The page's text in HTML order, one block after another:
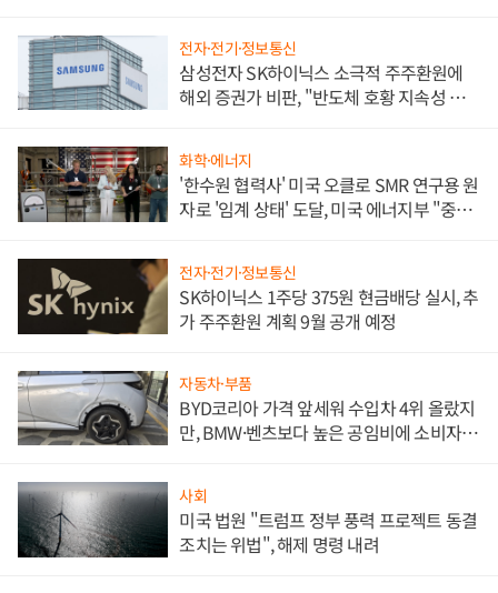
전자·전기·정보통신
삼성전자 SK하이닉스 소극적 주주환원에
해외 증권가 비판, "반도체 호황 지속성 의
화학·에너지
'한수원 협력사' 미국 오클로 SMR 연구용 원
자로 '임계 상태' 도달, 미국 에너지부 "중요
전자·전기·정보통신
SK하이닉스 1주당 375원 현금배당 실시, 추
가 주주환원 계획 9월 공개 예정
자동차·부품
BYD코리아 가격 앞세워 수입차 4위 올랐지
만, BMW·벤츠보다 높은 공임비에 소비자
사회
미국 법원 "트럼프 정부 풍력 프로젝트 동결
조치는 위법", 해제 명령 내려